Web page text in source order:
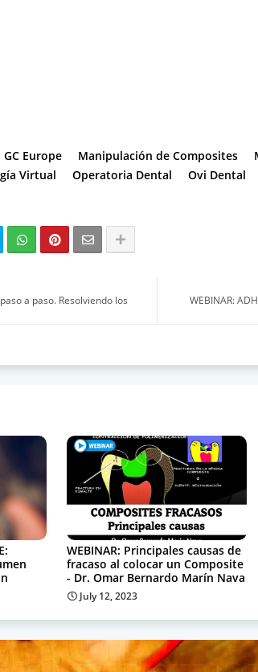
GC Europe Manipulación de Composites
Virtual Operatoria Dental Ovi Dental
WEBINAR:
a paso. Resolviendo los
WEBINAR: Principales causas de
fracaso al colocar un Composite
- Dr. Omar Bernardo Marín Nava
July 12, 2023